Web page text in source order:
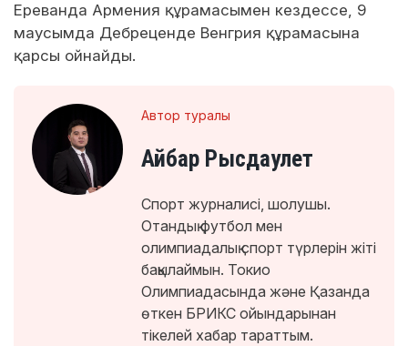
Ереванда Армения құрамасымен кездессе, 9
маусымда Дебреценде Венгрия құрамасына
қарсы ойнайды.
Автор туралы
Айбар Рысдаулет
Спорт журналисі, шолушы.
Отандық футбол мен
олимпиадалық спорт түрлерін жіті
бақылаймын. Токио
Олимпиадасында және Қазанда
өткен БРИКС ойындарынан
тікелей хабар тараттым.